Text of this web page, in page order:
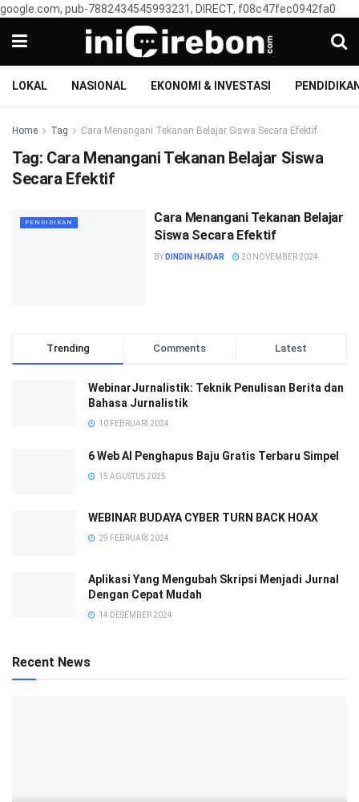
google.com, pub-7882434545993231, DIRECT, f08c47fec0942fa0
LOKAL NASIONAL EKONOMI & INVESTASI
Home Tag Cara Menangani Tekanan Belajar Siswa Secara Efektif
Tag: Cara Menangani Tekanan Belajar Siswa
Secara Efektif
PENDIDIKAN
Cara Menangani Tekanan Belajar
Siswa Secara Efektif
BY DINDIN HAIDAR 20 NOVEMBER 2024
Trending Comments Latest
WebinarJurnalistik: Teknik Penulisan Berita dan
Bahasa Jurnalistik
10 FEBRUARI 2024
6 Web AI Penghapus Baju Gratis Terbaru Simpel
15 AGUSTUS 2025
WEBINAR BUDAYA CYBER TURN BACK HOAX
29 FEBRUARI 2024
Aplikasi Yang Mengubah Skripsi Menjadi Jurnal
Dengan Cepat Mudah
14 DESEMBER 2024
Recent News